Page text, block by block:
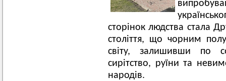
сторінок людства стала
століття, що чорним
світу, залишивши по
сирітство, руїни та
народів.